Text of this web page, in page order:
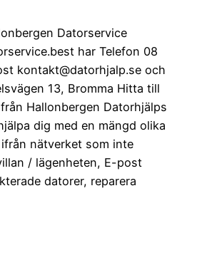
Datorservice
har Telefon 08
kontakt@datorhjalp.se och
13, Bromma Hitta till
Hallonbergen Datorhjälps
dig med en mängd olika
nätverket som inte
/ lägenheten, E-post
datorer, reparera